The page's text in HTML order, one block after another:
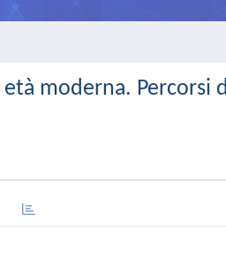
moderna. Percorsi